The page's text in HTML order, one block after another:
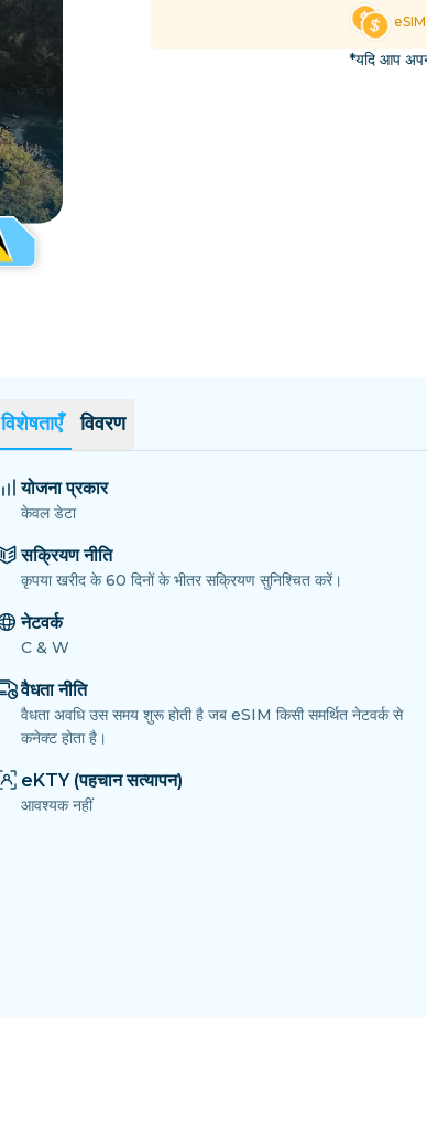
सभी गंतव्यों का
*यदि आप
विशेषताएँ विवरण
योजना प्रकार
केवल डेटा
सक्रियण नीति
कृपया खरीद के 60 दिनों के भीतर सक्रियण सुनिश्चित करें।
नेटवर्क
C & W
वैधता नीति
वैधता अवधि उस समय शुरू होती है जब eSIM किसी समर्थित नेटवर्क से
कनेक्ट होता है।
eKTY (पहचान सत्यापन)
आवश्यक नहीं